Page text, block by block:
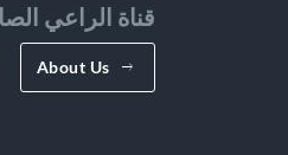
قناة الراعي
About Us